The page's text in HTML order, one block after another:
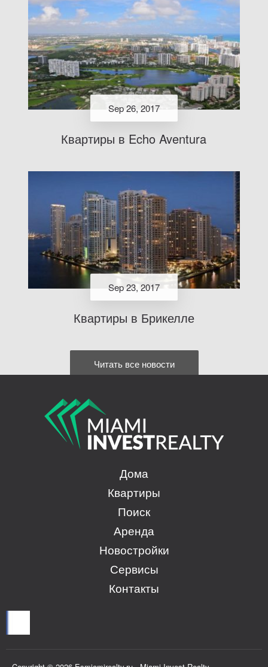
Sep 26, 2017
Квартиры в Echo Aventura
Sep 23, 2017
Квартиры в Брикелле
Читать все новости
Дома
Квартиры
Поиск
Аренда
Новостройки
Сервисы
Контакты